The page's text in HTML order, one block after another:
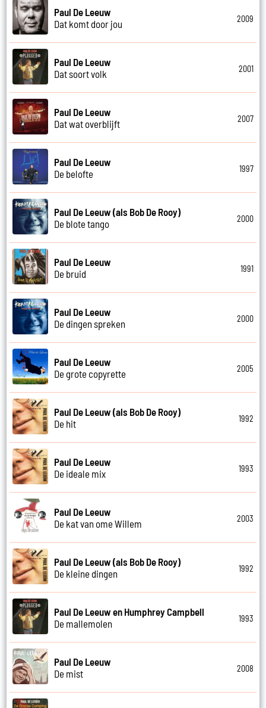
Paul De Leeuw
Dat komt door jou
2009
Paul De Leeuw
Dat soort volk
2001
Paul De Leeuw
Dat wat overblijft
2007
Paul De Leeuw
De belofte
1997
Paul De Leeuw (als Bob De Rooy)
De blote tango
2000
Paul De Leeuw
De bruid
1991
Paul De Leeuw
De dingen spreken
2000
Paul De Leeuw
De grote copyrette
2005
Paul De Leeuw (als Bob De Rooy)
De hit
1992
Paul De Leeuw
De ideale mix
1993
Paul De Leeuw
De kat van ome Willem
2003
Paul De Leeuw (als Bob De Rooy)
De kleine dingen
1992
Paul De Leeuw en Humphrey Campbell
De mallemolen
1993
Paul De Leeuw
De mist
2008